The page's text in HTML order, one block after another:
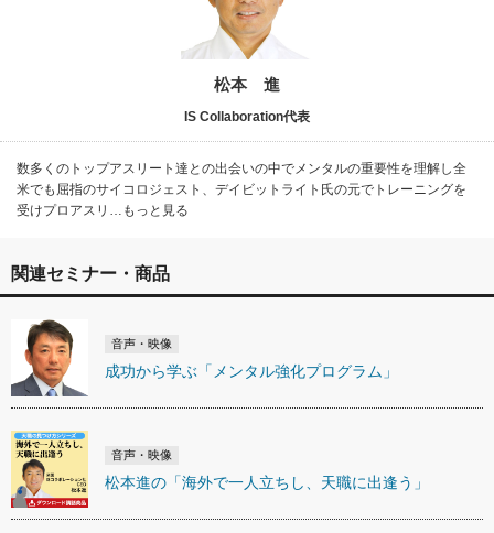
松本 進
IS Collaboration代表
数多くのトップアスリート達との出会いの中でメンタルの重要性を理解し全
米でも屈指のサイコロジェスト、デイビットライト氏の元でトレーニングを
受けプロアスリ…もっと見る
関連セミナー・商品
音声・映像
成功から学ぶ「メンタル強化プログラム」
音声・映像
松本進の「海外で一人立ちし、天職に出逢う」